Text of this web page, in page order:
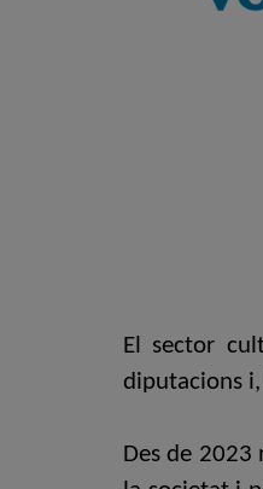
El sector
diputacions
Des de 2023